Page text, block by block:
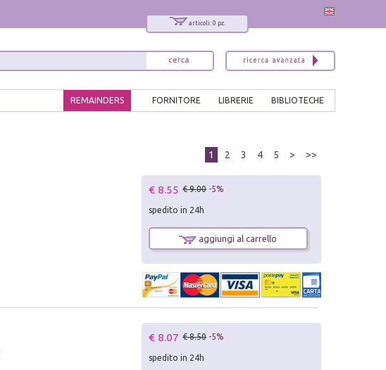
articoli: 0 pz.
BIBLIOTECHE
LIBRERIE
FORNITORE
REMAINDERS
1 2 3 4 5 > >>
€ 8.55 € 9.00 -5%
spedito in 24h
aggiungi al carrello
€ 8.07 € 8.50 -5%
spedito in 24h